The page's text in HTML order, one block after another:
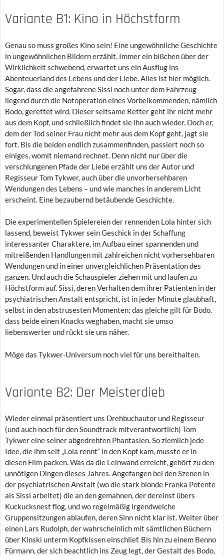
Variante B1: Kino in Höchstform
Genau so muss großes Kino sein! Eine ungewöhnliche Geschichte
in ungewöhnlichen Bildern erzählt. Immer ein bißchen über der
Wirklichkeit schwebend, erwartet uns ein Ausflug ins
Abenteuerland des Lebens und der Liebe. Alles ist hier möglich.
Sogar, dass die angefahrene Sissi noch unter dem Fahrzeug
liegend durch die Notoperation eines Vorbeikommenden, nämlich
Bodo, gerettet wird. Dieser seltsame Retter geht ihr nicht mehr
aus dem Kopf, und schließlich findet sie ihn auch wieder. Doch er,
dem der Tod seiner Frau nicht mehr aus dem Kopf geht, jagt sie
fort. Bis die beiden endlich zusammenfinden, passiert noch so
einiges, womit niemand rechnet. Denn nicht nur über die
verschlungenen Pfade der Liebe erzählt uns der Autor und
Regisseur Tom Tykwer, auch über die unvorhersehbaren
Wendungen des Lebens – und wie manches in anderem Licht
erscheint. Eine bezaubernd betäubende Geschichte.
Die experimentellen Spielereien der rennenden Lola hinter sich
lassend, beweist Tykwer sein Geschick in der Schaffung
interessanter Charaktere, im Aufbau einer spannenden und
mitreißenden Handlungen mit zahlreichen nicht vorhersehbaren
Wendungen und in einer unvergleichlichen Präsentation des
ganzen. Und auch die Schauspieler ziehen mit und laufen zu
Höchstform auf. Sissi, deren Verhalten dem ihrer Patienten in der
psychiatrischen Anstalt entspricht, ist in jeder Minute glaubhaft,
selbst in den abstrusesten Momenten; das gleiche gilt für Bodo.
dass beide einen Knacks weghaben, macht sie umso
liebenswerter und rückt sie uns näher.
Möge das Tykwer-Universum noch viel für uns bereithalten.
Variante B2: Der Meisterdieb
Wieder einmal präsentiert uns Drehbuchautor und Regisseur
(und auch noch für den Soundtrack mitverantwortlich) Tom
Tykwer eine seiner abgedrehten Phantasien. So ziemlich jede
Idee, die ihm seit „Lola rennt“ in den Kopf kam, musste er in
diesen Film packen. Was da die Leinwand erreicht, gehört zu den
unnötigen Dingen dieses Jahres. Angefangen bei den Szenen in
der psychiatrischen Anstalt (wo die stark blonde Franka Potente
als Sissi arbeitet) die an den gemahnen, der dereinst übers
Kuckucksnest flog, und wo regelmäßig irgendwelche
Gruppensitzungen ablaufen, deren Sinn nicht klar ist. Weiter über
einen Lars Rudolph, der wahrscheinlich mit sämtlichen Büchern
über Kinski unterm Kopfkissen einschlief. Bis hin zu einem Benno
Fürmann, der sich beachtlich ins Zeug legt, der Gestalt des Bodo,